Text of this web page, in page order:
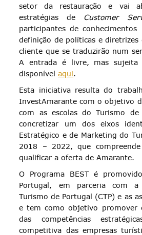
setor da restauração e vai
estratégias de Customer
participantes de conhecimentos
definição de políticas e
cliente que se traduzirão num
A entrada é livre, mas sujeita
disponívelaqui.
Esta iniciativa resulta do
InvestAmarante com o objetivo
com as escolas do Turismo
concretizar um dos eixos
Estratégico e de Marketing do
2018 – 2022, que
qualificar a oferta de Amarante.
O Programa BEST é
Portugal, em parceria com a
Turismo de Portugal (CTP) e as
e tem como objetivo promover
das competências
competitiva das empresas